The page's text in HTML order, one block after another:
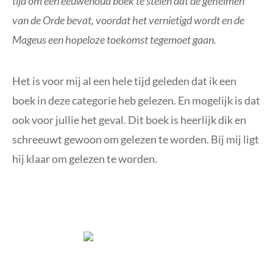
van de Orde bevat, voordat het vernietigd wordt en de
Mageus een hopeloze toekomst tegemoet gaan.
Het is voor mij al een hele tijd geleden dat ik een
boek in deze categorie heb gelezen. En mogelijk is dat
ook voor jullie het geval. Dit boek is heerlijk dik en
schreeuwt gewoon om gelezen te worden. Bij mij ligt
hij klaar om gelezen te worden.